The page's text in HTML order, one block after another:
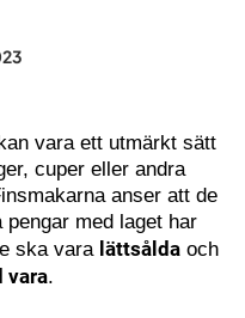
vara ett utmärkt sätt
cuper eller andra
anser att de
med laget har
ska vara lättsålda och
vara.